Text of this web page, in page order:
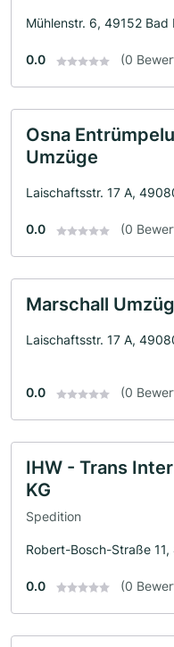
Mühlenstr. 6, 49152 Bad
0.0 (0
Osna
Umzüge
Laischaftsstr. 17 A,
0.0 (0
Marschall
Laischaftsstr. 17 A,
0.0 (0
IHW - Trans
KG
Spedition
Robert-Bosch-Straße
0.0 (0